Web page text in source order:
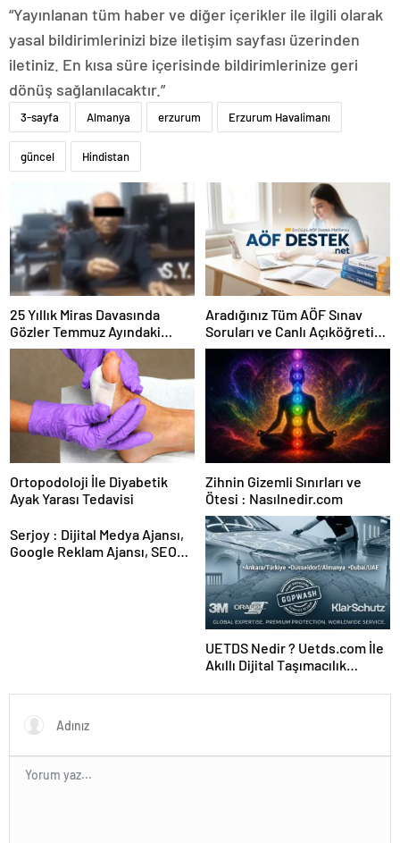
“Yayınlanan tüm haber ve diğer içerikler ile ilgili olarak
yasal bildirimlerinizi bize iletişim sayfası üzerinden
iletiniz. En kısa süre içerisinde bildirimlerinize geri
dönüş sağlanılacaktır.”
3-sayfa Almanya erzurum Erzurum Havalimanı
güncel Hindistan
25 Yıllık Miras Davasında
Gözler Temmuz Ayındaki
Karar Duruşmasına Çevrildi
Aradığınız Tüm AÖF Sınav
Soruları ve Canlı Açıköğretim
Forumu Burada
Ortopodoloji İle Diyabetik
Ayak Yarası Tedavisi
Zihnin Gizemli Sınırları ve
Ötesi : Nasılnedir.com
Serjoy : Dijital Medya Ajansı,
Google Reklam Ajansı, SEO
UETDS Nedir ? Uetds.com İle
Akıllı Dijital Taşımacılık